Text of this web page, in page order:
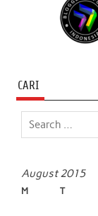
CARI
August 2015
M T